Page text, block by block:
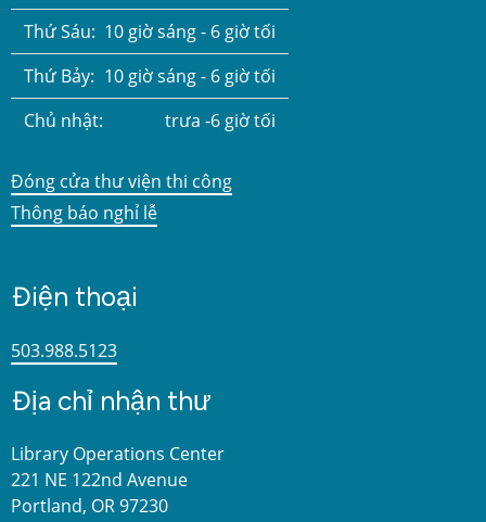
Thứ Sáu: 10 giờ sáng - 6 giờ tối
Thứ Bảy: 10 giờ sáng - 6 giờ tối
Chủ nhật:
trưa -6 giờ tối
Đóng cửa thư viện thi công
Thông báo nghỉ lễ
Điện thoại
503.988.5123
Địa chỉ nhận thư
Library Operations Center
221 NE 122nd Avenue
Portland, OR 97230